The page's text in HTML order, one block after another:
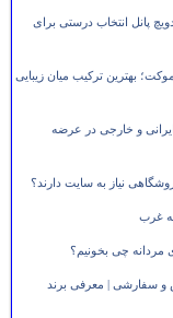
پانل انتخاب درستی برای
موکت؛ بهترین ترکیب میان زیبایی
ایرانی و خارجی در عرضه
نیاز به سایت دارند؟
غرب
مردانه چی بخونیم؟
و سفارشی | معرفی برند